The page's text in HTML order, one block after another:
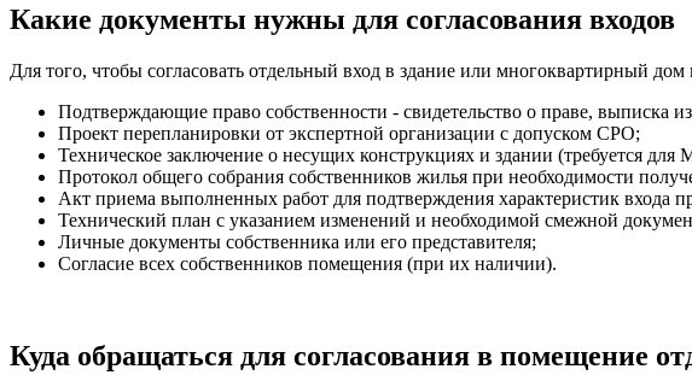
Какие документы нужны для согласования входов
Для того, чтобы согласовать отдельный вход в здание или многоквартирный
Подтверждающие право собственности - свидетельство о праве, выписка
Проект перепланировки от экспертной организации с допуском СРО;
Техническое заключение о несущих конструкциях и здании (требуется
Протокол общего собрания собственников жилья при необходимости
Акт приема выполненных работ для подтверждения характеристик входа
Технический план с указанием изменений и необходимой смежной
Личные документы собственника или его представителя;
Согласие всех собственников помещения (при их наличии).
Куда обращаться для согласования в помещение